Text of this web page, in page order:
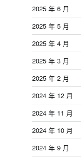
2025 年 6 月
2025 年 5 月
2025 年 4 月
2025 年 3 月
2025 年 2 月
2024 年 12 月
2024 年 11 月
2024 年 10 月
2024 年 9 月